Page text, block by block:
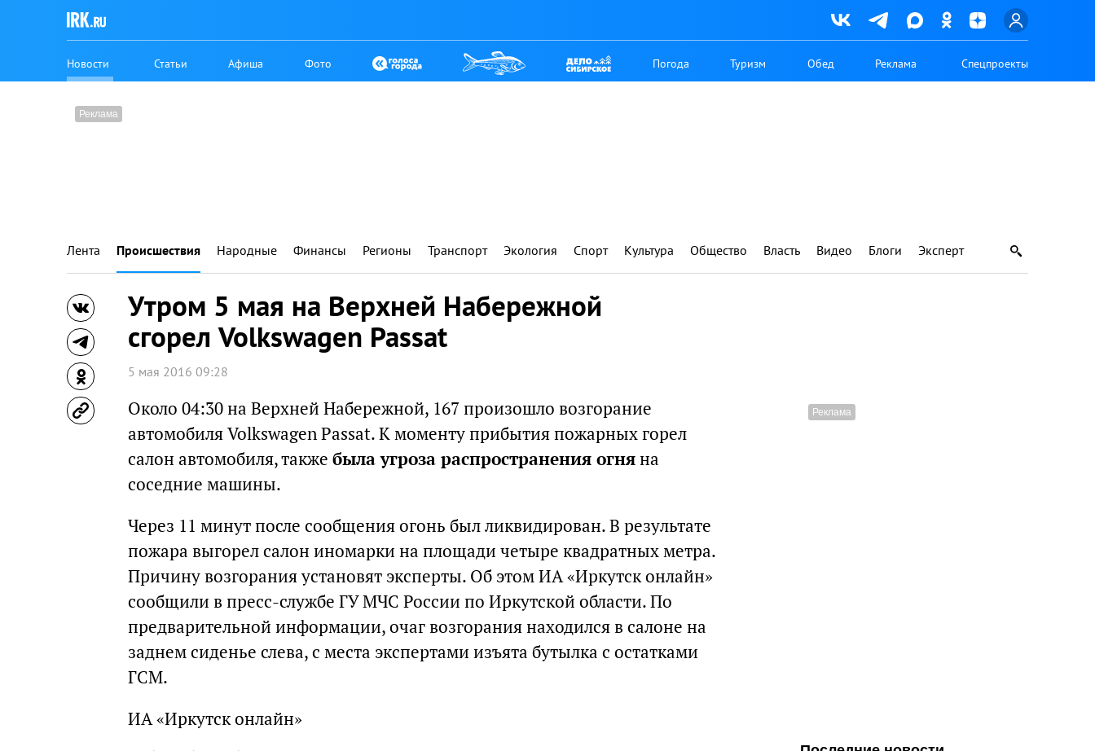
Новости Статьи Афиша Фото Погода Туризм Обед Реклама Спецпроекты
Лента Происшествия Народные Финансы Регионы Транспорт Экология Спорт Культура Общество Власть Видео Блоги Эксперт
Утром 5 мая на Верхней Набережной
сгорел Volkswagen Passat
5 мая 2016 09:28
Около 04:30 на Верхней Набережной, 167 произошло возгорание
автомобиля Volkswagen Passat. К моменту прибытия пожарных горел
салон автомобиля, также была угроза распространения огняна
соседние машины.
Через 11 минут после сообщения огонь был ликвидирован. В результате
пожара выгорел салон иномарки на площади четыре квадратных метра.
Причину возгорания установят эксперты. Об этом ИА «Иркутск онлайн»
сообщили в пресс-службе ГУ МЧС России по Иркутской области. По
предварительной информации, очаг возгорания находился в салоне на
заднем сиденье слева, с места экспертами изъята бутылка с остатками
ГСМ.
ИА «Иркутск онлайн»